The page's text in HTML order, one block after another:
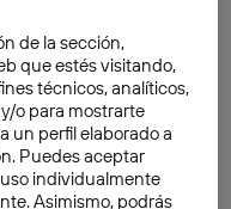
que los autómatas
en la ficción, como
“Curiosity”
de Marte) sea
celuloide.
de la sección,
que estés visitando,
técnicos, analíticos,
o para mostrarte
un perfil elaborado a
Puedes aceptar
individualmente
Asimismo, podrás